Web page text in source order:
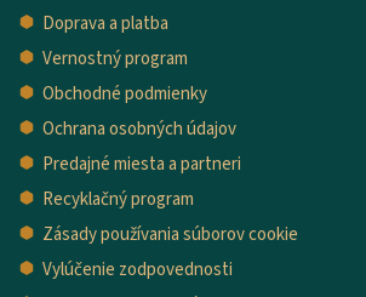
Doprava a platba
Vernostný program
Obchodné podmienky
Ochrana osobných údajov
Predajné miesta a partneri
Recyklačný program
Zásady používania súborov cookie
Vylúčenie zodpovednosti